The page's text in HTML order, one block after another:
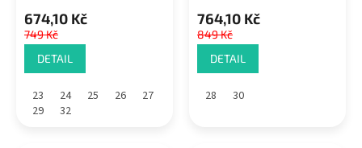
674,10 Kč
749 Kč
DETAIL
23 24 25 26
27
29
32
764,10 Kč
849 Kč
DETAIL
28 30